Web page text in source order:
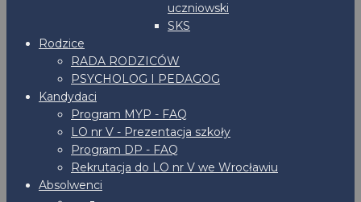
uczniowski
SKS
Rodzice
RADA RODZICÓW
PSYCHOLOG I PEDAGOG
Kandydaci
Program MYP - FAQ
LO nr V - Prezentacja szkoły
Program DP - FAQ
Rekrutacja do LO nr V we Wrocławiu
Absolwenci